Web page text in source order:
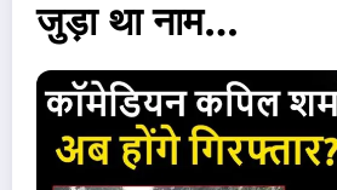
जुड़ा था नाम…